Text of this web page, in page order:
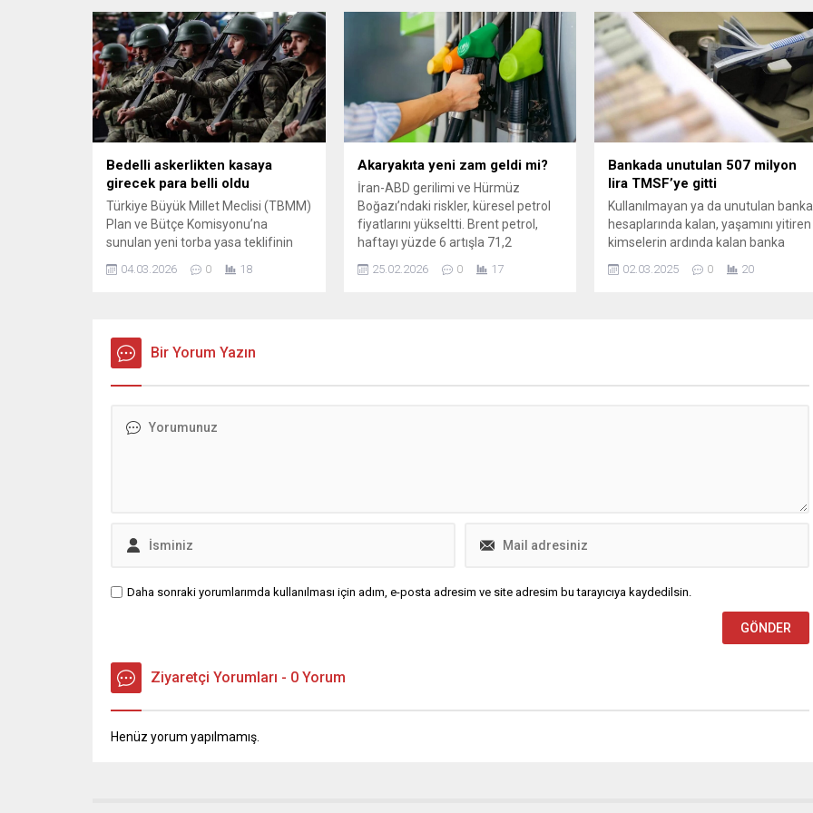
ücreti geçti.
Bedelli askerlikten kasaya
girecek para belli oldu
Türkiye Büyük Millet Meclisi (TBMM)
Plan ve Bütçe Komisyonu’na
sunulan yeni torba yasa teklifinin
etki analizi yapıldı. Buna göre kamu
tesislerinin özelleştirilmesinden 45
04.03.2026 0 18
Akaryakıta yeni zam geldi mi?
İran-ABD gerilimi ve Hürmüz
Boğazı’ndaki riskler, küresel petrol
fiyatlarını yükseltti. Brent petrol,
haftayı yüzde 6 artışla 71,2
dolardan kapatmasının ardından 25
Şubat 2026 itibarıyla 72 dolar
25.02.2026 0 17
Bankada unutulan 507 milyon
lira TMSF’ye gitti
Kullanılmayan ya da unutulan banka
hesaplarında kalan, yaşamını yitiren
kimselerin ardında kalan banka
hesaplarından arda kalan ve 10 yıl
boyunca hiç işlem yapılmayan
02.03.2025 0 20
Bir Yorum Yazın
Daha sonraki yorumlarımda kullanılması için adım, e-posta adresim ve site adresim bu tarayıcıya kaydedilsin.
Ziyaretçi Yorumları - 0 Yorum
Henüz yorum yapılmamış.